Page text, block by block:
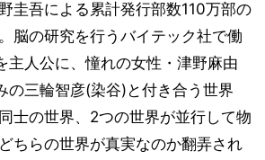
圭吾による累計発行部数110万部の
脳の研究を行うバイテック社で働
主人公に、憧れの女性・津野麻由
の三輪智彦(染谷)と付き合う世界
士の世界、2つの世界が並行して物
ちらの世界が真実なのか翻弄され